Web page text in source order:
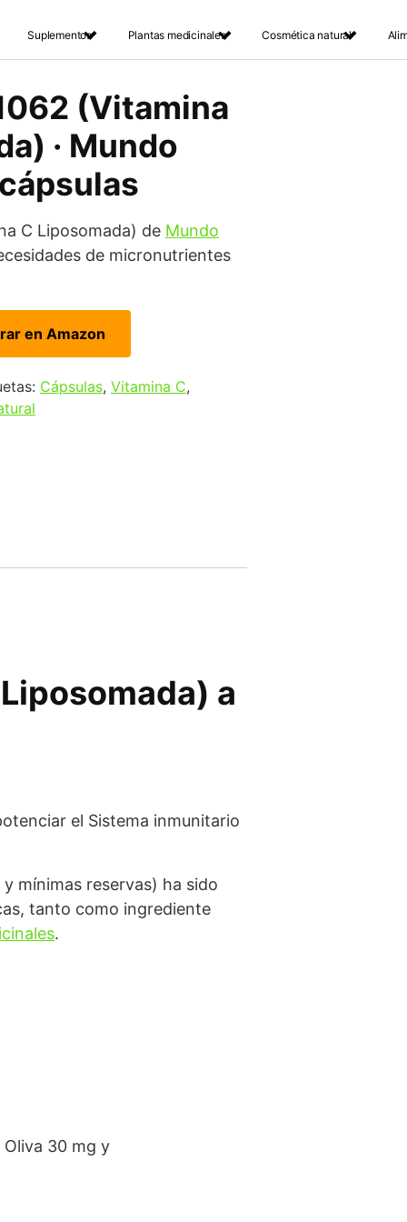
Suplementos Plantas medicinales Cosmética natural
(Vitamina
· Mundo
C Liposomada) de Mundo
de micronutrientes
en Amazon
Cápsulas, Vitamina C,
a
el Sistema inmunitario
mínimas reservas) ha sido
tanto como ingrediente
.
30 mg y